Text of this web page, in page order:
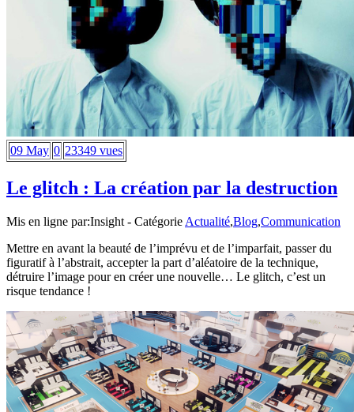
09 May 0 23349 vues
Le glitch : La création par la destruction
Mis en ligne par:Insight - Catégorie Actualité,Blog,Communication
Mettre en avant la beauté de l’imprévu et de l’imparfait, passer du
figuratif à l’abstrait, accepter la part d’aléatoire de la technique,
détruire l’image pour en créer une nouvelle… Le glitch, c’est un
risque tendance !